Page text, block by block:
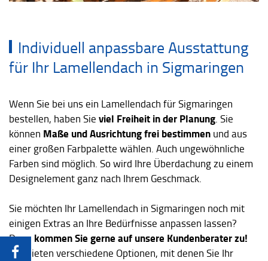
Individuell anpassbare Ausstattung
für Ihr Lamellendach in Sigmaringen
Wenn Sie bei uns ein Lamellendach für Sigmaringen
bestellen, haben Sie viel Freiheit in der Planung. Sie
können Maße und Ausrichtung frei bestimmen und aus
einer großen Farbpalette wählen. Auch ungewöhnliche
Farben sind möglich. So wird Ihre Überdachung zu einem
Designelement ganz nach Ihrem Geschmack.
Sie möchten Ihr Lamellendach in Sigmaringen noch mit
einigen Extras an Ihre Bedürfnisse anpassen lassen?
Dann kommen Sie gerne auf unsere Kundenberater zu!
Wir bieten verschiedene Optionen, mit denen Sie Ihr